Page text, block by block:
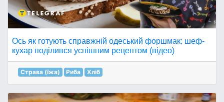
Ось як готують справжній одеський форшмак: шеф-
кухар поділився успішним рецептом (відео)
Страва (їжа) Риба Хліб